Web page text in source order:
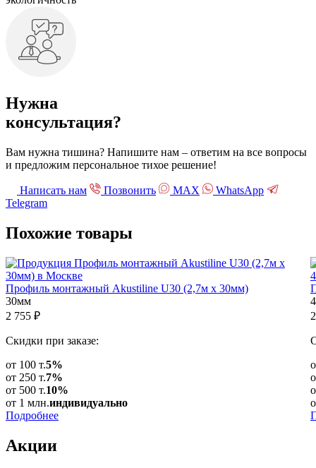
Нужна
консультация?
Вам нужна тишина? Напишите нам – ответим на все вопросы
и предложим персональное тихое решение!
Написать нам Позвонить МАХ
WhatsApp
Telegram
Похожие товары
Профиль монтажный Akustiline U30 (2,7м х 30мм)
30мм
2 755 ₽
Скидки при заказе:
от 100 т.5%
от 250 т.7%
от 500 т.10%
от 1 млн.индивидуально
Подробнее
Акции